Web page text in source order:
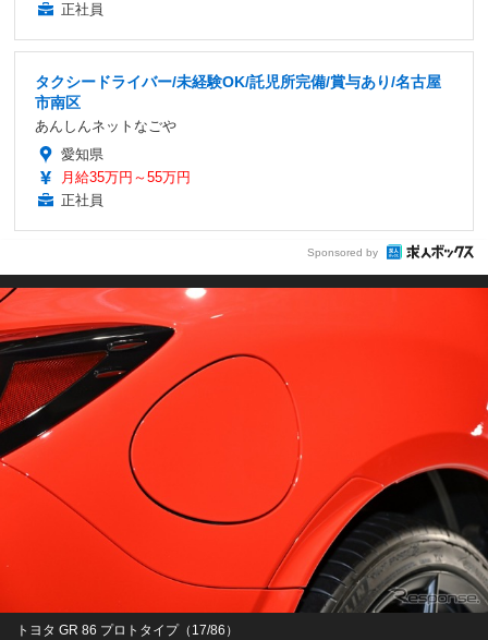
正社員
タクシードライバー/未経験OK/託児所完備/賞与あり/名古屋
市南区
あんしんネットなごや
愛知県
月給35万円～55万円
正社員
Sponsored by
トヨタ GR 86 プロトタイプ（17/86）